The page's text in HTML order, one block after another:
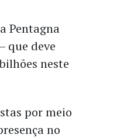
Pentagna
que deve
neste
por meio
no